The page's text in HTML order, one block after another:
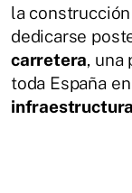
la
dedicarse
carretera, una
toda España